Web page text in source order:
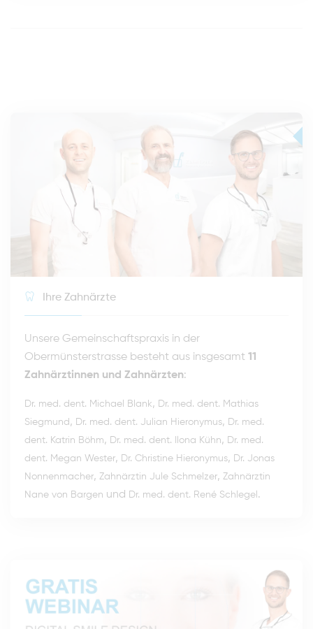
Ihre Zahnärzte
Unsere Gemeinschaftspraxis in der
Obermünsterstrasse besteht aus insgesamt 11
Zahnärztinnen und Zahnärzten:
Dr. med. dent. Michael Blank, Dr. med. dent. Mathias
Siegmund , Dr. med. dent. Julian Hieronymus, Dr. med.
dent. Katrin Böhm, Dr. med. dent. Ilona Kühn, Dr. med.
dent. Megan Wester, Dr. Christine Hieronymus, Dr. Jonas
Nonnenmacher, Zahnärztin Jule Schmelzer, Zahnärztin
Nane von Bargen und Dr. med. dent. René Schlegel .